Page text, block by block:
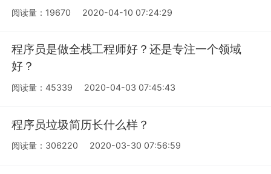
阅读量：19670 2020-04-10 07:24:29
程序员是做全栈工程师好？还是专注一个领域
好？
阅读量：45339 2020-04-03 07:45:43
程序员垃圾简历长什么样？
阅读量：306220 2020-03-30 07:56:59